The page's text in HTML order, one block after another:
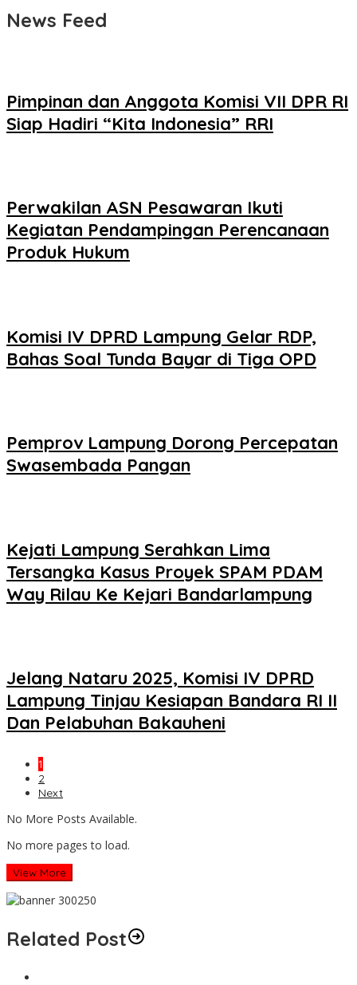
News Feed
Pimpinan dan Anggota Komisi VII DPR RI
Siap Hadiri “Kita Indonesia” RRI
Perwakilan ASN Pesawaran Ikuti
Kegiatan Pendampingan Perencanaan
Produk Hukum
Komisi IV DPRD Lampung Gelar RDP,
Bahas Soal Tunda Bayar di Tiga OPD
Pemprov Lampung Dorong Percepatan
Swasembada Pangan
Kejati Lampung Serahkan Lima
Tersangka Kasus Proyek SPAM PDAM
Way Rilau Ke Kejari Bandarlampung
Jelang Nataru 2025, Komisi IV DPRD
Lampung Tinjau Kesiapan Bandara RI II
Dan Pelabuhan Bakauheni
1
2
Next
No More Posts Available.
No more pages to load.
View More
Related Post